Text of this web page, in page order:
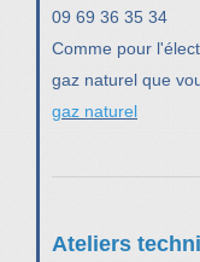
09 69 36 35 34
Comme pour
gaz naturel que
gaz naturel
Ateliers